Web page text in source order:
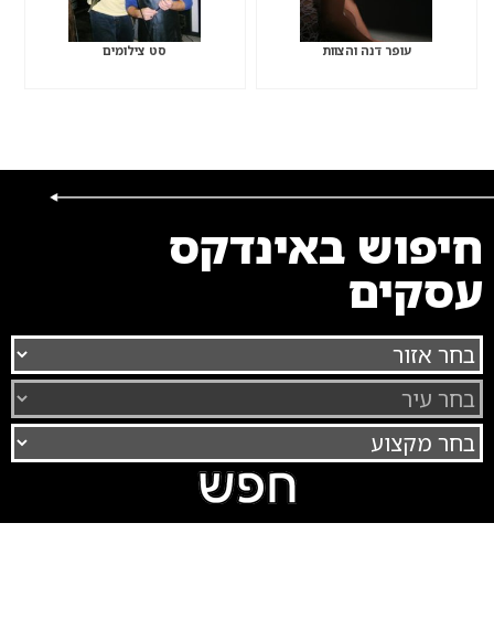
עופר דנה והצוות סט צילומים
חיפוש באינדקס
עסקים